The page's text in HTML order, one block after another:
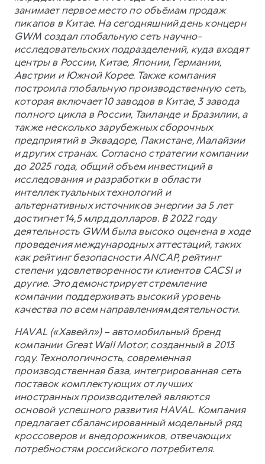
занимает первое место по объёмам продаж
пикапов в Китае. На сегодняшний день концерн
GWM создал глобальную сеть научно-
исследовательских подразделений, куда входят
центры в России, Китае, Японии, Германии,
Австрии и Южной Корее. Также компания
построила глобальную производственную сеть,
которая включает 10 заводов в Китае, 3 завода
полного цикла в России, Таиланде и Бразилии, а
также несколько зарубежных сборочных
предприятий в Эквадоре, Пакистане, Малайзии
и других странах. Согласно стратегии компании
до 2025 года, общий объем инвестиций в
исследования и разработки в области
интеллектуальных технологий и
альтернативных источников энергии за 5 лет
достигнет 14,5 млрд долларов. В 2022 году
деятельность GWM была высоко оценена в ходе
проведения международных аттестаций, таких
как рейтинг безопасности ANCAP, рейтинг
степени удовлетворенности клиентов CACSI и
другие. Это демонстрирует стремление
компании поддерживать высокий уровень
качества по всем направлениям деятельности.
HAVAL («Хавейл») – автомобильный бренд
компании Great Wall Motor, созданный в 2013
году. Технологичность, современная
производственная база, интегрированная сеть
поставок комплектующих от лучших
иностранных производителей являются
основой успешного развития HAVAL. Компания
предлагает сбалансированный модельный ряд
кроссоверов и внедорожников, отвечающих
потребностям российского потребителя.